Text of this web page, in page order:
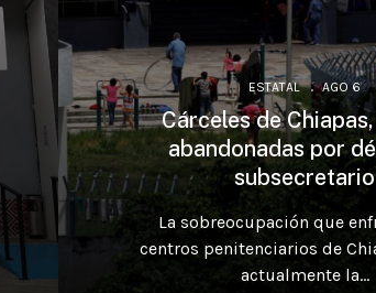
ESTATAL AGO 6
Cárceles de
abandonadas por
subsecretario
La sobreocupación que
centros penitenciarios de
actualmente la...